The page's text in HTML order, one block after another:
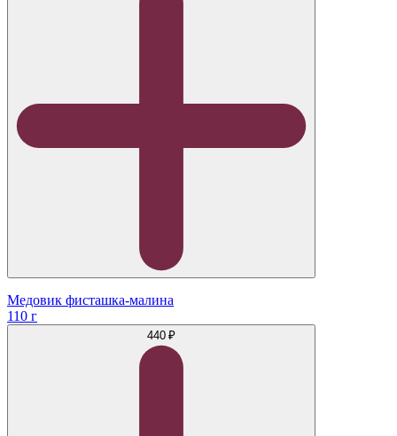
Медовик фисташка-малина
110 г
440 ₽